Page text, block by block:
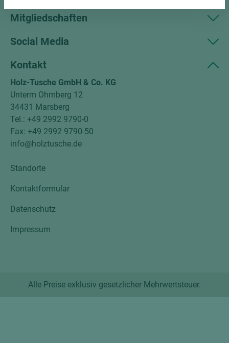
Mitgliedschaften
Social Media
Kontakt
Holz-Tusche GmbH & Co. KG
Unterm Ohmberg 12
34431 Marsberg
Tel.: +49 2992 9790-0
Fax: +49 2992 9790-50
info@holztusche.de
Standorte
Kontaktformular
Datenschutz
Impressum
Alle Preise exklusiv gesetzlicher Mehrwertsteuer.